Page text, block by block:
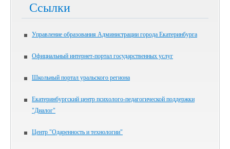
Ссылки
Управление образования Администрации города Екатеринбурга
Официальный интернет-портал государственных услуг
Школьный портал уральского региона
Екатеринбургский центр психолого-педагогической поддержки
"Диалог"
Центр "Одаренность и технологии"